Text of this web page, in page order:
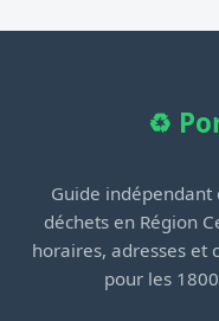
♻️
Guide
déchets en Région
horaires, adresses et
pour les